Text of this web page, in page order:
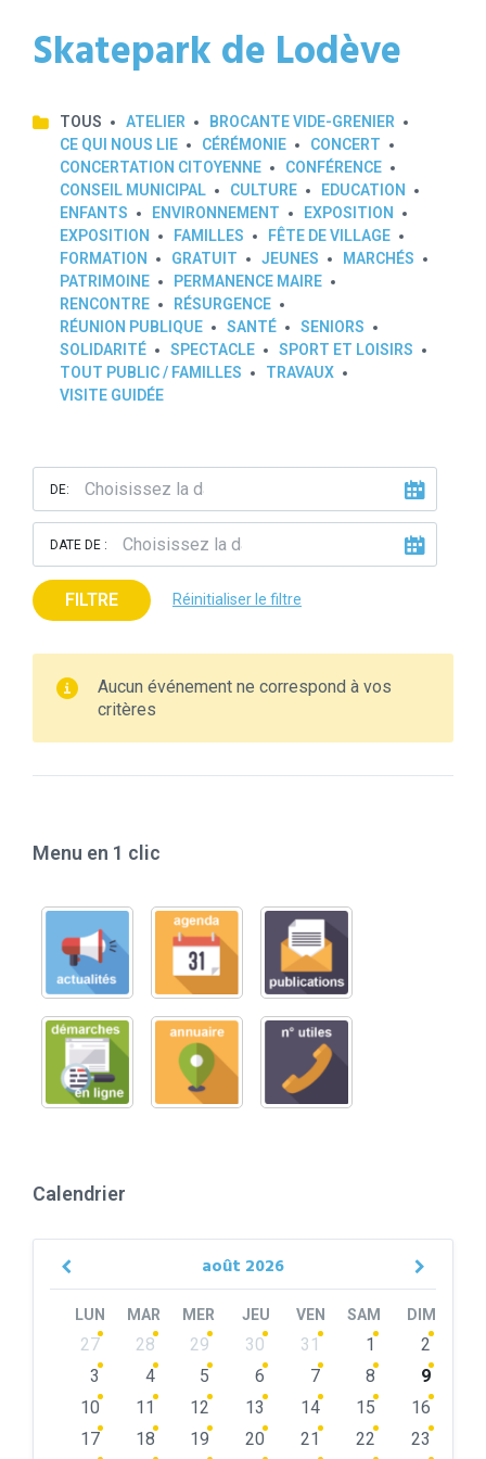
Skatepark de Lodève
TOUS ATELIER
BROCANTE VIDE-GRENIER
CE QUI NOUS LIE
CÉRÉMONIE
CONCERT
CONCERTATION CITOYENNE
CONFÉRENCE
CONSEIL MUNICIPAL
CULTURE
EDUCATION
ENFANTS
ENVIRONNEMENT
EXPOSITION
EXPOSITION
FAMILLES
FÊTE DE VILLAGE
FORMATION
GRATUIT JEUNES
MARCHÉS
PATRIMOINE
PERMANENCE MAIRE
RENCONTRE
RÉSURGENCE
RÉUNION PUBLIQUE
SANTÉ
SENIORS
SOLIDARITÉ
SPECTACLE
SPORT ET LOISIRS
TOUT PUBLIC / FAMILLES
TRAVAUX
VISITE GUIDÉE
DE:
DATE DE :
FILTRE Réinitialiser le filtre
Aucun événement ne correspond à vos
critères
Menu en 1 clic
Calendrier
août 2026
Previous
LUN MAR MER JEU VEN SAM DIM
Skip
calendar
27 28 29 30 31 1
2
3
4 5 6 7 8
9
10
11 12 13 14 15
16
17
18 19 20 21 22
23